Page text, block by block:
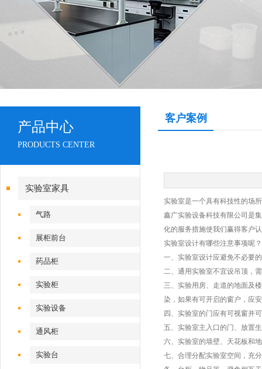
产品中心
PRODUCTS CENTER
实验室家具
气路
展柜前台
药品柜
实验柜
实验设备
通风柜
实验台
客户案例
实验室是一个具有科技性的场
鑫广实验设备科技有限公司是
化的服务措施使我们赢得客户
实验室设计有哪些注意事项呢？
一、实验室设计应避免不必要
二、通用实验室不宜设吊顶，
三、实验用房、走道的地面及
染，如果有可开启的窗户，应
四、实验室的门应有可视窗并
五、实验室主入口的门、放置
六、实验室的墙壁、天花板和
七、合理分配实验室空间，充